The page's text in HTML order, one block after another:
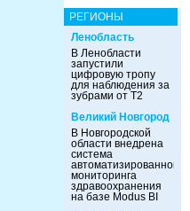
РЕГИОНЫ
Ленобласть
В Ленобласти
запустили
цифровую тропу
для наблюдения за
зубрами от Т2
Великий Новгород
В Новгородской
области внедрена
система
автоматизированного
мониторинга
здравоохранения
на базе Modus BI